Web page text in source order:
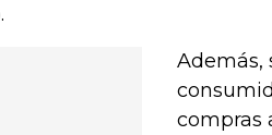
Además,
compras